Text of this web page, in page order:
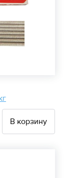
В корзину